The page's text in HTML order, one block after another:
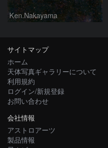
Ken.Nakayama
サイトマップ
ホーム
天体写真ギャラリーについて
利用規約
ログイン/新規登録
お問い合わせ
会社情報
アストロアーツ
製品情報